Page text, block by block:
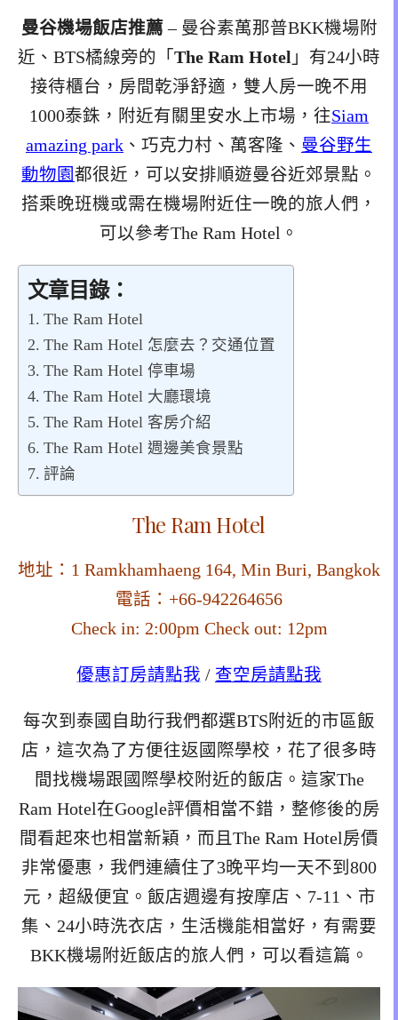
曼谷機場飯店推薦 – 曼谷素萬那普BKK機場附
近、BTS橘線旁的「 The Ram Hotel 」有24小時
接待櫃台，房間乾淨舒適，雙人房一晚不用
1000泰銖，附近有關里安水上市場，往Siam
amazing park 、巧克力村、萬客隆、 曼谷野生
動物園都很近，可以安排順遊曼谷近郊景點。
搭乘晚班機或需在機場附近住一晚的旅人們，
可以參考The Ram Hotel。
文章目錄：
The Ram Hotel
The Ram Hotel 怎麼去？交通位置
The Ram Hotel 停車場
The Ram Hotel 大廳環境
The Ram Hotel 客房介紹
The Ram Hotel 週邊美食景點
評論
The Ram Hotel
地址：1 Ramkhamhaeng 164, Min Buri, Bangkok
電話：+66-942264656
Check in: 2:00pm Check out: 12pm
優惠訂房請點我 / 查空房請點我
每次到泰國自助行我們都選BTS附近的市區飯
店，這次為了方便往返國際學校，花了很多時
間找機場跟國際學校附近的飯店。這家The
Ram Hotel在Google評價相當不錯，整修後的房
間看起來也相當新穎，而且The Ram Hotel房價
非常優惠，我們連續住了3晚平均一天不到800
元，超級便宜。飯店週邊有按摩店、7-11、市
集、24小時洗衣店，生活機能相當好，有需要
BKK機場附近飯店的旅人們，可以看這篇。